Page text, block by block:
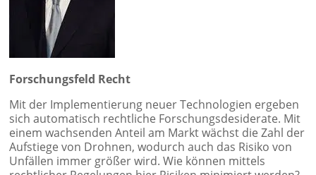
Forschungsfeld Recht
Mit der Implementierung neuer Technologien ergeben
sich automatisch rechtliche Forschungsdesiderate. Mit
einem wachsenden Anteil am Markt wächst die Zahl der
Aufstiege von Drohnen, wodurch auch das Risiko von
Unfällen immer größer wird. Wie können mittels